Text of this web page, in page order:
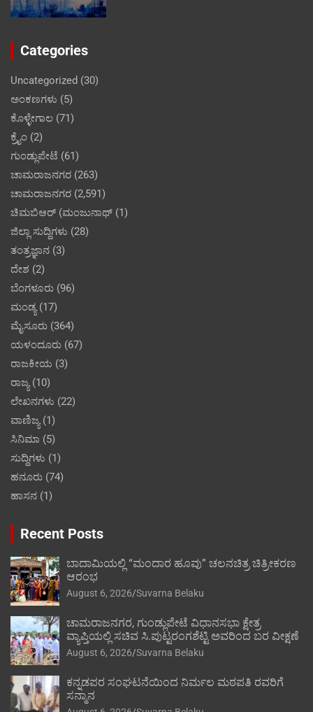
Categories
Uncategorized (30)
ಅಂಕಣಗಳು (5)
ಕೊಳ್ಳೇಗಾಲ (71)
ಕ್ರೈಂ (2)
ಗುಂಡ್ಲುಪೇಟೆ (61)
ಚಾಮರಾಜನಗರ (263)
ಚಾಮರಾಜನಗರ (2,591)
ಚಿಮಬಿಆರ್ (ಮಂಜುನಾಥ್ (1)
ಜಿಲ್ಲಾ ಸುದ್ದಿಗಳು (28)
ತಂತ್ರಜ್ಞಾನ (3)
ದೇಶ (2)
ಬೆಂಗಳೂರು (96)
ಮಂಡ್ಯ(17)
ಮೈಸೂರು (364)
ಯಳಂದೂರು (67)
ರಾಜಕೀಯ (3)
ರಾಜ್ಯ(10)
ಲೇಖನಗಳು (22)
ವಾಣಿಜ್ಯ(1)
ಸಿನಿಮಾ (5)
ಸುದ್ದಿಗಳು (1)
ಹನೂರು (74)
ಹಾಸನ (1)
Recent Posts
ಬಾದಾಮಿಯಲ್ಲಿ “ಮಂದಾರ ಹೂವು” ಚಲನಚಿತ್ರ ಚಿತ್ರೀಕರಣ
ಆರಂಭ
August 6, 2026 Suvarna Belaku
ಚಾಮರಾಜನಗರ, ಗುಂಡ್ಲುಪೇಟೆ ವಿಧಾನಸಭಾ ಕ್ಷೇತ್ರ
ವ್ಯಾಪ್ತಿಯಲ್ಲಿ ಸಚಿವ ಸಿ.ಪುಟ್ಟರಂಗಶೆಟ್ಟಿ ಅವರಿಂದ ಬರ ವೀಕ್ಷಣೆ
August 6, 2026 Suvarna Belaku
ಕನ್ನಡಪರ ಸಂಘಟನೆಯಿಂದ ನಿರ್ಮಲ ಮಠಪತಿ ರವರಿಗೆ
ಸನ್ಮಾನ